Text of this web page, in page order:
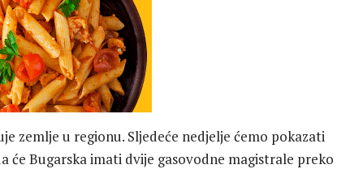
zemlje u regionu. Sljedeće nedjelje ćemo pokazati
Bugarska imati dvije gasovodne magistrale preko